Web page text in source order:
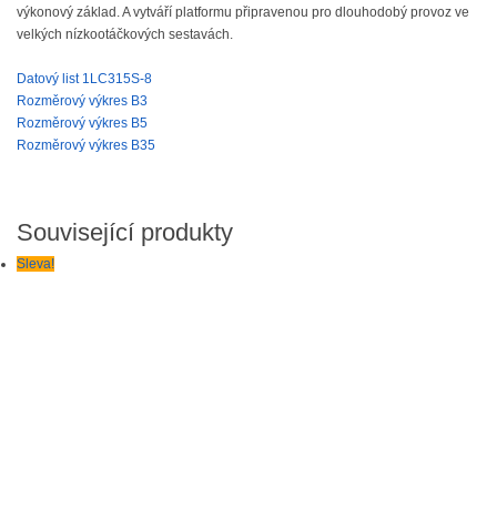
výkonový základ. A vytváří platformu připravenou pro dlouhodobý provoz ve
velkých nízkootáčkových sestavách.
Datový list 1LC315S-8
Rozměrový výkres B3
Rozměrový výkres B5
Rozměrový výkres B35
Související produkty
Sleva!